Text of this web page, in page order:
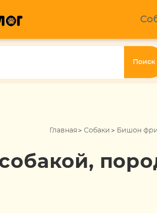
Поиск
Главная Собаки Бишон